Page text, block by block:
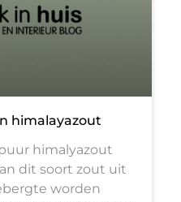
himalayazout
himalyazout
dit soort zout uit
worden